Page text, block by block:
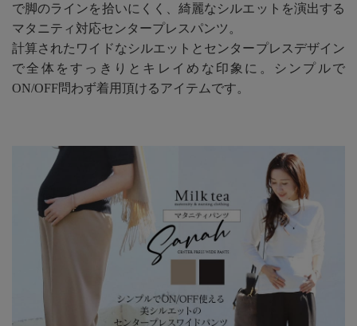
で脚のラインを拾いにくく、綺麗なシルエットを演出する
マタニティ対応センタープレスパンツ。
計算されたワイドなシルエットとセンタープレスデザイン
で全体をすっきりとキレイめな印象に。シンプルで
ON/OFF問わず着用頂けるアイテムです。